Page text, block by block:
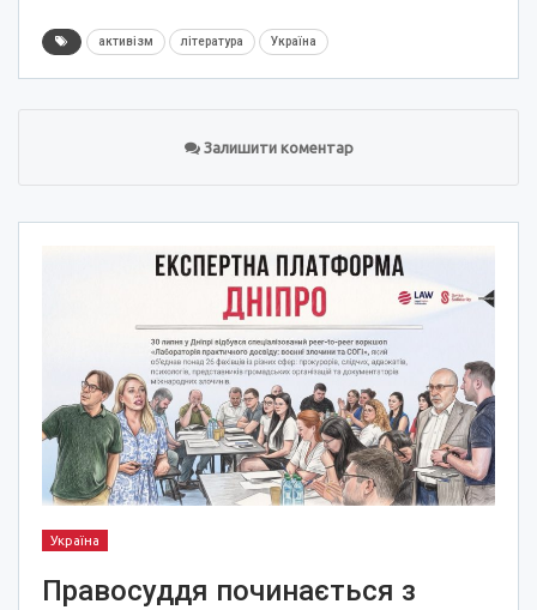
активізм література Україна
Залишити коментар
Україна
Правосуддя починається з